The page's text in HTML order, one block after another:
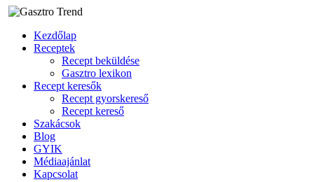
Kezdőlap
Receptek
Recept beküldése
Gasztro lexikon
Recept keresők
Recept gyorskereső
Recept kereső
Szakácsok
Blog
GYIK
Médiaajánlat
Kapcsolat